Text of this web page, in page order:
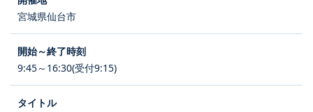
宮城県仙台市
9:45～16:30(受付9:15)